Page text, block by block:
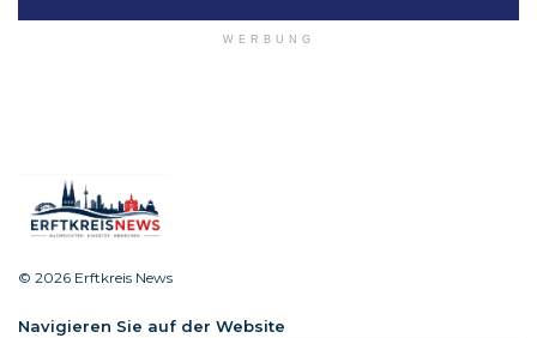
WERBUNG
© 2026 Erftkreis News
Navigieren Sie auf der Website